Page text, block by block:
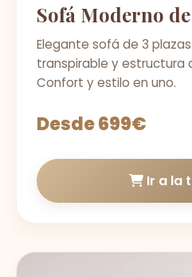
Sofá Moderno
Elegante sofá de 3
transpirable y estructura
Confort y estilo en uno.
Desde 699€
Ir a la